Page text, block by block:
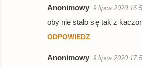
Anonimowy 9 lipca 2020
oby nie stało się tak z
ODPOWIEDZ
Anonimowy 9 lipca 2020